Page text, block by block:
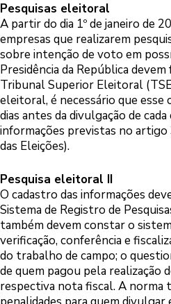
Pesquisas eleitoral
A partir do dia 1º de janeiro de
empresas que realizarem
sobre intenção de voto em
Presidência da República
Tribunal Superior Eleitoral
eleitoral, é necessário que esse
dias antes da divulgação de
informações previstas no artigo
das Eleições).
Pesquisa eleitoral II
O cadastro das informações
Sistema de Registro de
também devem constar o
verificação, conferência e
do trabalho de campo; o
de quem pagou pela realização
respectiva nota fiscal. A norma